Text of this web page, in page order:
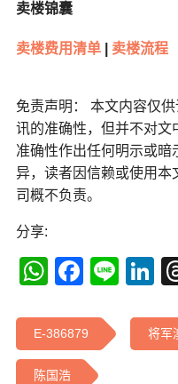
卖楼锦囊
卖楼费用清单| 卖楼流程
免责声明： 本文内容仅
讯的准确性，但并不对文
准确性作出任何明示或暗
异，读者因信赖或使用本
司概不负责。
分享:
Line
E-386879 将军
陈国浩